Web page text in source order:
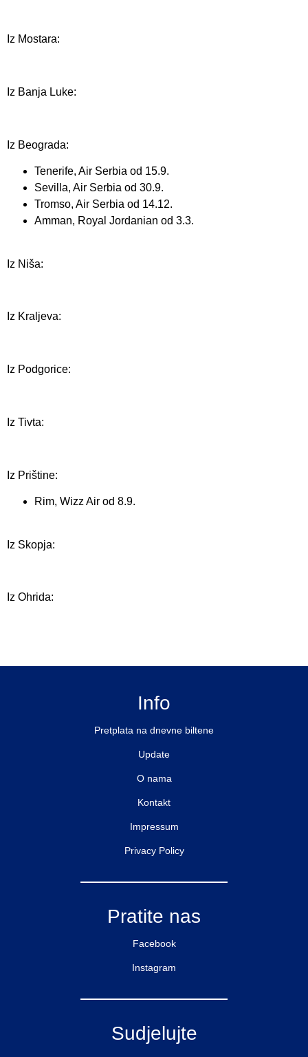
Iz Mostara:
Iz Banja Luke:
Iz Beograda:
Tenerife, Air Serbia od 15.9.
Sevilla, Air Serbia od 30.9.
Tromso, Air Serbia od 14.12.
Amman, Royal Jordanian od 3.3.
Iz Niša:
Iz Kraljeva:
Iz Podgorice:
Iz Tivta:
Iz Prištine:
Rim, Wizz Air od 8.9.
Iz Skopja:
Iz Ohrida:
Info
Pretplata na dnevne biltene
Update
O nama
Kontakt
Impressum
Privacy Policy
Pratite nas
Facebook
Instagram
Sudjelujte